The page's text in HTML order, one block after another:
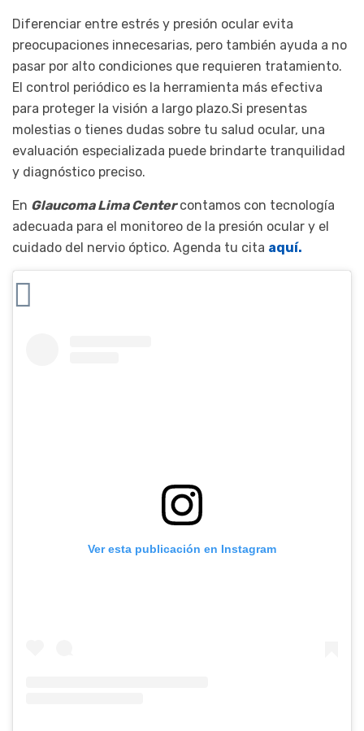
Diferenciar entre estrés y presión ocular evita
preocupaciones innecesarias, pero también ayuda a no
pasar por alto condiciones que requieren tratamiento.
El control periódico es la herramienta más efectiva
para proteger la visión a largo plazo.Si presentas
molestias o tienes dudas sobre tu salud ocular, una
evaluación especializada puede brindarte tranquilidad
y diagnóstico preciso.
En Glaucoma Lima Centercontamos con tecnología
adecuada para el monitoreo de la presión ocular y el
cuidado del nervio óptico. Agenda tu cita aquí.
Ver esta publicación en Instagram